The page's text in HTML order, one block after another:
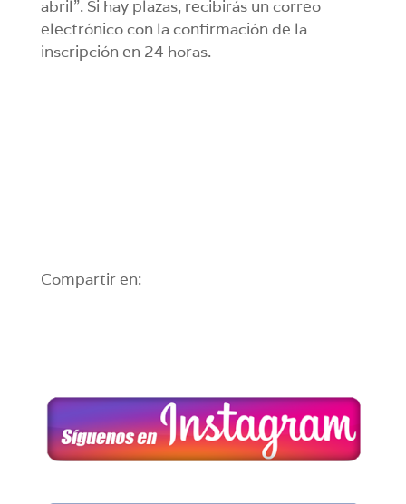
abril”. Si hay plazas, recibirás un correo
electrónico con la confirmación de la
inscripción en 24 horas.
Compartir en: